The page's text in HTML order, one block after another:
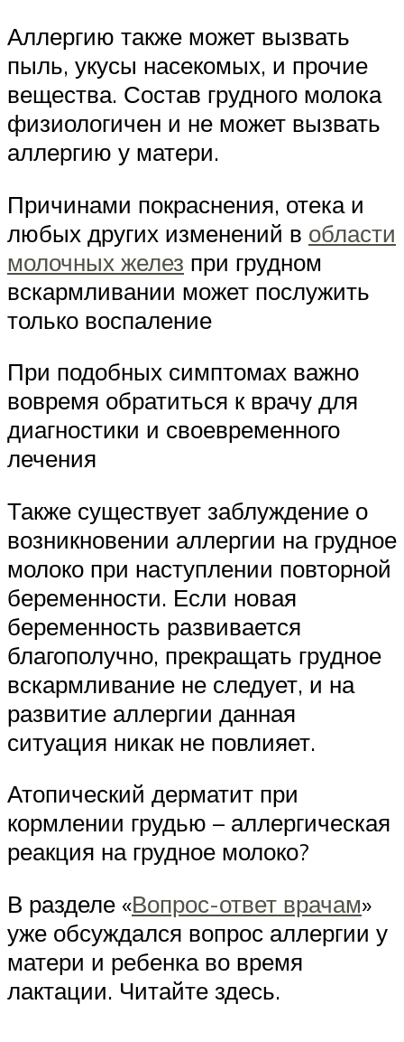
Аллергию также может вызвать
пыль, укусы насекомых, и прочие
вещества. Состав грудного молока
физиологичен и не может вызвать
аллергию у матери.
Причинами покраснения, отека и
любых других изменений в области
молочных желез при грудном
вскармливании может послужить
только воспаление
При подобных симптомах важно
вовремя обратиться к врачу для
диагностики и своевременного
лечения
Также существует заблуждение о
возникновении аллергии на грудное
молоко при наступлении повторной
беременности. Если новая
беременность развивается
благополучно, прекращать грудное
вскармливание не следует, и на
развитие аллергии данная
ситуация никак не повлияет.
Атопический дерматит при
кормлении грудью – аллергическая
реакция на грудное молоко?
В разделе «Вопрос-ответ врачам»
уже обсуждался вопрос аллергии у
матери и ребенка во время
лактации. Читайте здесь.